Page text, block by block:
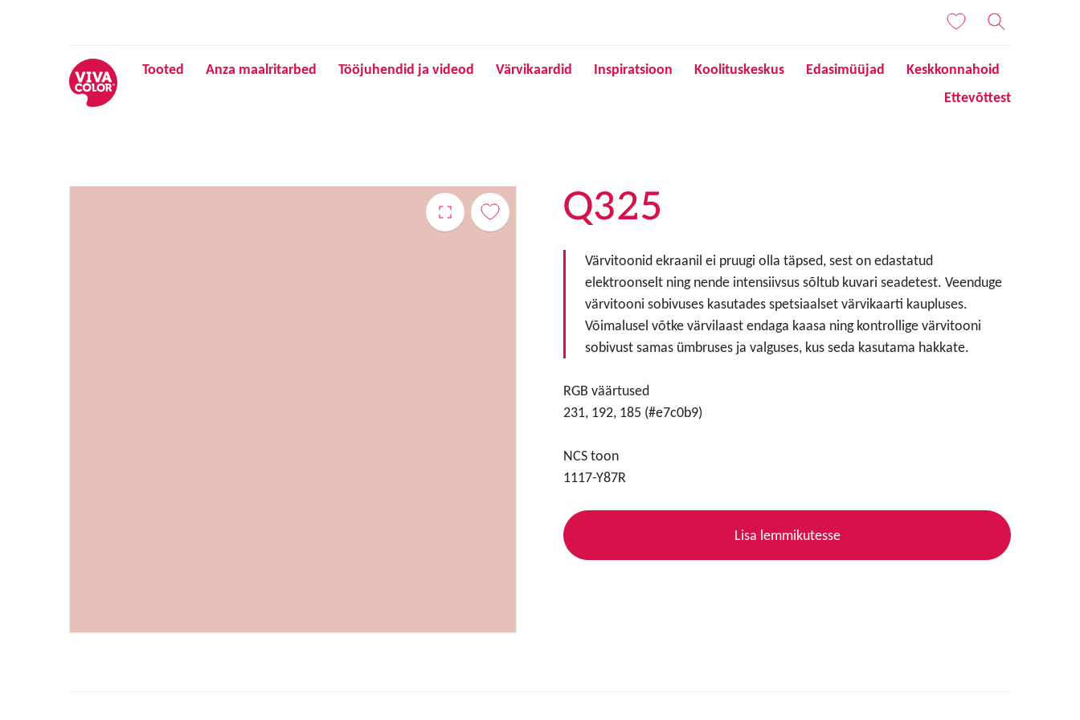
Tooted Anza maalritarbed Tööjuhendid ja videod Värvikaardid Inspiratsioon Koolituskeskus Edasimüüjad
Keskkonnahoid
Ettevõttest
Q325
Värvitoonid ekraanil ei pruugi olla täpsed, sest on edastatud
elektroonselt ning nende intensiivsus sõltub kuvari seadetest. Veenduge
värvitooni sobivuses kasutades spetsiaalset värvikaarti kaupluses.
Võimalusel võtke värvilaast endaga kaasa ning kontrollige värvitooni
sobivust samas ümbruses ja valguses, kus seda kasutama hakkate.
RGB väärtused
231, 192, 185 (#e7c0b9)
NCS toon
1117-Y87R
Lisa lemmikutesse